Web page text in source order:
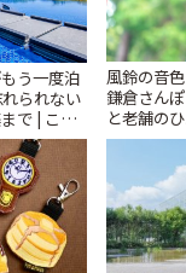
う一度泊
られない
で | こと
風鈴の音
鎌倉さん
と老舗の
りっぷ